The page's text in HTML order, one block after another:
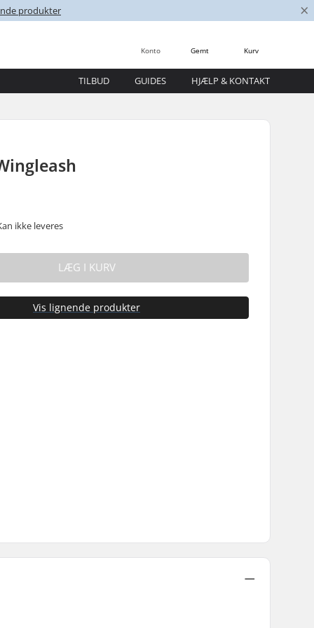
produkter ×
Kurv
Gemt
Konto
TILBUD GUIDES HJÆLP & KONTAKT
ikke leveres
LÆG I KURV
Vis lignende produkter